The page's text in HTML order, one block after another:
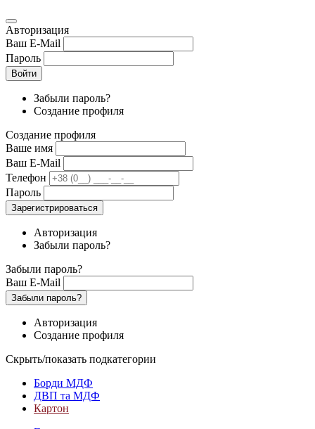
Авторизация
Ваш E-Mail
Пароль
Войти
Забыли пароль?
Создание профиля
Создание профиля
Ваше имя
Ваш E-Mail
Телефон
Пароль
Зарегистрироваться
Авторизация
Забыли пароль?
Забыли пароль?
Ваш E-Mail
Забыли пароль?
Авторизация
Создание профиля
Скрыть/показать подкатегории
Борди МДФ
ДВП та МДФ
Картон